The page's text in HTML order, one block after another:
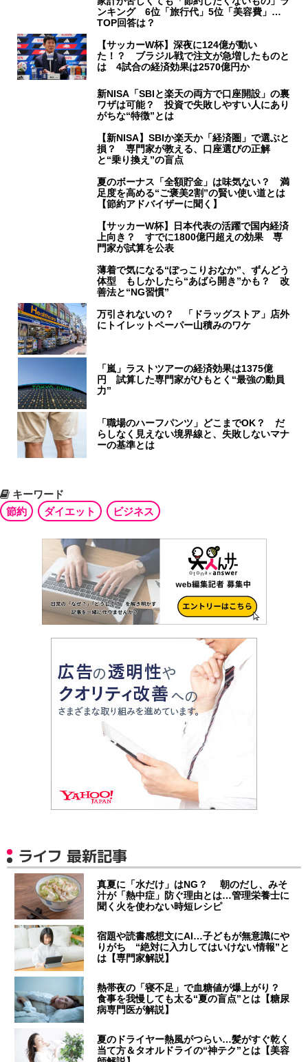
ンキング 6位「旅行代」5位「美容費」…
TOP回答は？
【サッカーW杯】深夜に124億が動い
た！？ ブラジル戦で注文が急増したものと
は 4試合の経済効果は2570億円か
新NISA「SBIと楽天の両方で口座開設」の裏
ワザは可能？ 投資で失敗しやすい人にあり
がちな“特徴”とは
【新NISA】SBIか楽天か「経済圏」で選ぶと
損？ 専門家が教える、口座選びの正解
と“乗り換え”の盲点
夏のボーナス「全額貯金」は味気ない？ 満
足度を高める“ご褒美2割”の賢い使い道とは
【節約アドバイザーに聞く】
【サッカーW杯】日本代表の活躍で国内経済
上向き？ すでに1800億円超えの効果 専
門家が試算を公表
薄着で気になる“ぽっこりおなか”、ずんどう
体型 もしかしたら“あばら開き”かも？ 改
善法と“NG習慣”
万引されないの？ 「ドラッグストア」店外
にトイレットペーパー山積みのワケ
「嵐」ラストツアーの経済効果は1375億
円 試算した専門家がひもとく“最強の動員
力”
「職場のハーフパンツ」どこまでOK？ だ
らしなく見えない境界線と、失敗しないマナ
ーの基準とは
キーワード
節約
ダイエット ビジネス
ライフ 最新記事
真夏に「水だけ」はNG？ 朝のだし、みそ
汁が「熱中症」防ぐ理由とは…管理栄養士に
聞く火を使わない時短レシピ
宿題や読書感想文にAI…子どもが無意識にや
りがち “絶対に入力してはいけない情報”と
は【専門家解説】
熱帯夜の「寝不足」で血糖値が爆上がり？
食事を我慢しても太る“夏の盲点”とは【糖尿
病専門医が解説】
夏のドライヤー熱風がつらい…髪がすぐ乾く
当て方＆タオルドライの“神テク”とは【美容